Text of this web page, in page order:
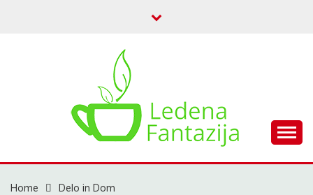
LEDENA FANTAZIJA
Home
Delo in Dom